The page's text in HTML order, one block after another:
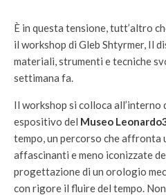
È in questa tensione, tutt’altro
il workshop di Gleb Shtyrmer, Il
materiali, strumenti e tecniche
settimana fa.
Il workshop si colloca
espositivo del Museo
tempo, un percorso che affronta
affascinanti e meno iconizzate
progettazione di un orologio
con rigore il fluire del tempo.